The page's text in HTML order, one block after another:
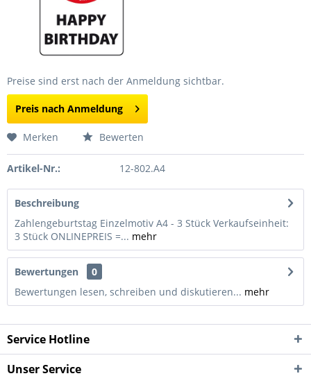
Preise sind erst nach der Anmeldung sichtbar.
Preis nach Anmeldung
Merken Bewerten
Artikel-Nr.: 12-802.A4
Beschreibung
Zahlengeburtstag Einzelmotiv A4 - 3 Stück Verkaufseinheit:
3 Stück ONLINEPREIS =... mehr
Bewertungen
0
Bewertungen lesen, schreiben und diskutieren... mehr
Service Hotline
Unser Service